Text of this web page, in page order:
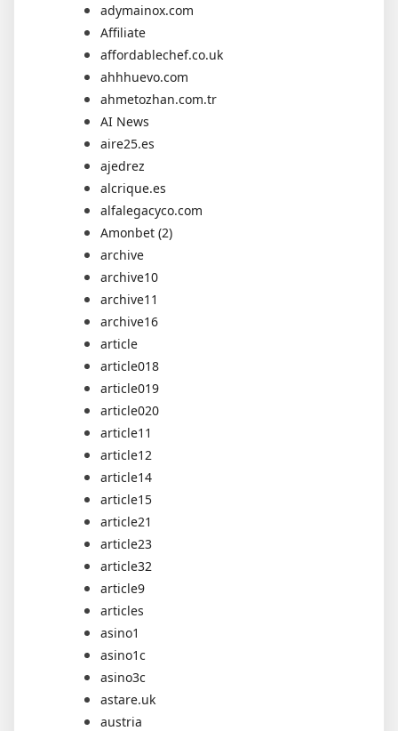
adymainox.com
Affiliate
affordablechef.co.uk
ahhhuevo.com
ahmetozhan.com.tr
AI News
aire25.es
ajedrez
alcrique.es
alfalegacyco.com
Amonbet (2)
archive
archive10
archive11
archive16
article
article018
article019
article020
article11
article12
article14
article15
article21
article23
article32
article9
articles
asino1
asino1c
asino3c
astare.uk
austria